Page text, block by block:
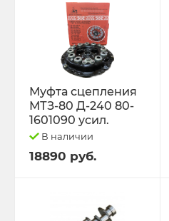
Муфта сцепления
МТЗ-80 Д-240 80-
1601090 усил.
В наличии
18890 руб.